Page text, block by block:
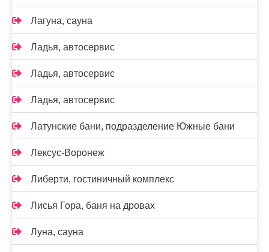
Лагуна, сауна
Ладья, автосервис
Ладья, автосервис
Ладья, автосервис
Латунские бани, подразделение Южные бани
Лексус-Воронеж
Либерти, гостиничный комплекс
Лисья Гора, баня на дровах
Луна, сауна